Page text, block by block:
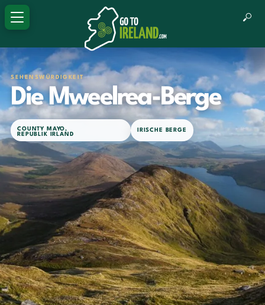
SEHENSWÜRDIGKEIT
Die Mweelrea-Berge
COUNTY MAYO,
REPUBLIK IRLAND
IRISCHE BERGE